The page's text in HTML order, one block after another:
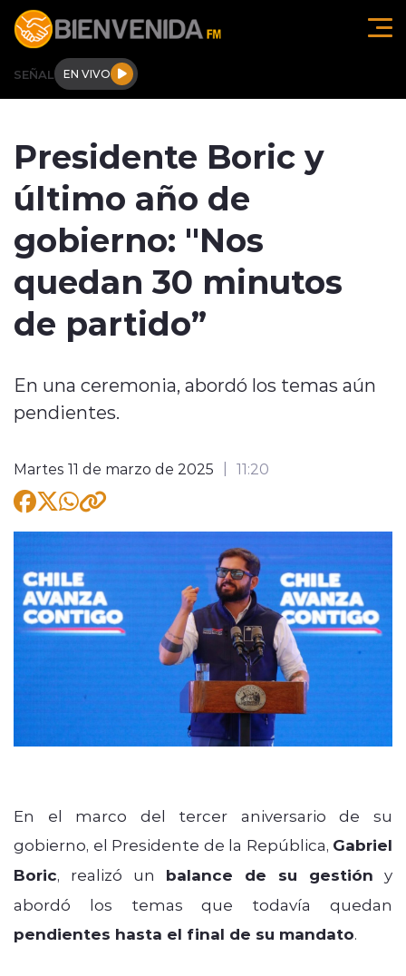
Click acá para ir directamente al contenido
SEÑAL EN VIVO
Regionales
Tendencias
Internacional
Entrevistas
modo claro
Presidente Boric y
último año de
gobierno: "Nos
quedan 30 minutos
de partido”
En una ceremonia, abordó los temas aún
pendientes.
Martes 11 de marzo de 2025 11:20
En el marco del tercer aniversario de su
gobierno, el Presidente de la República, Gabriel
Boric, realizó un balance de su gestión y
abordó los temas que todavía quedan
pendientes hasta el final de su mandato.